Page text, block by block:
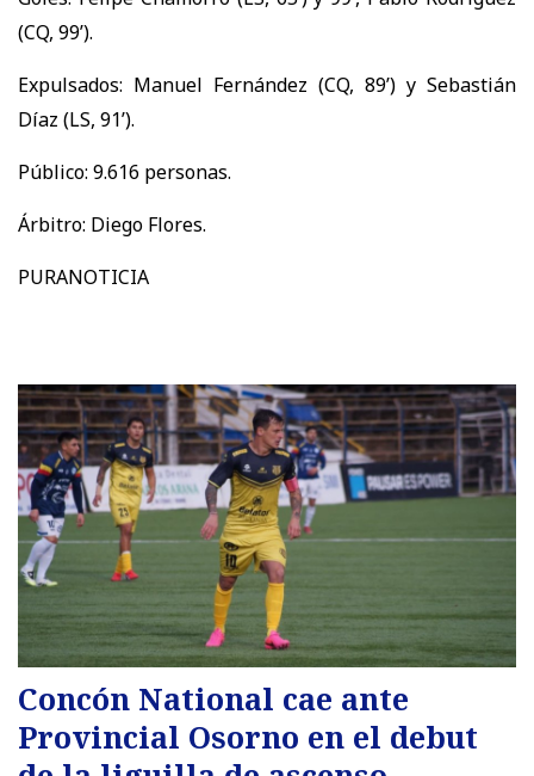
(CQ, 99’).
Expulsados: Manuel Fernández (CQ, 89’) y Sebastián
Díaz (LS, 91’).
Público: 9.616 personas.
Árbitro: Diego Flores.
PURANOTICIA
Concón National cae ante
Provincial Osorno en el debut